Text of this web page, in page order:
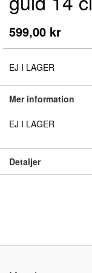
599,00 kr
EJ I LAGER
av
bildgalleriet
Mer information
EJ I LAGER
Detaljer